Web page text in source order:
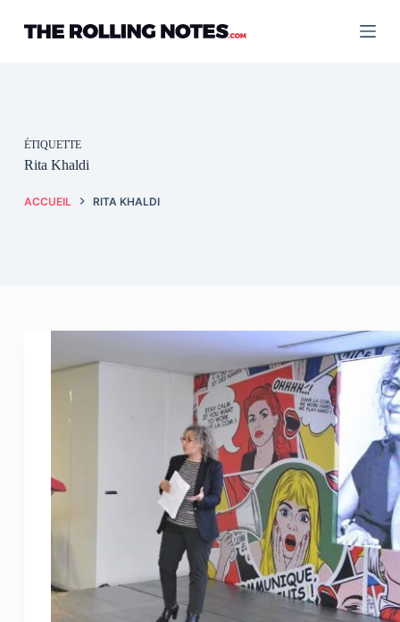
contenu
ÉTIQUETTE
Rita Khaldi
ACCUEIL RITA KHALDI